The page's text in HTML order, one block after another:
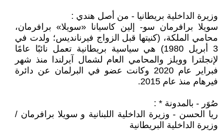
وزيرة الداخلية بريطانيا - من أصل هندي :
سويلا برافرمان سو- إلين كاسيانا «سويلا» برافرمان،
محامي الملكة، (كنيتها قبل الزواج فيرنانديس؛ ولدت في
3 أبريل 1980) هي سياسية بريطانية تعمل نائبًا عامًا
لإنجلترا وويلز والمحامي العام لشمال آيرلندا منذ شهر
فبراير عام 2020 وكانت عضو في البرلمان عن دائرة
فيرهام منذ عام 2015.
صُوَر - بالمدونة * :
ريا الحسن - وزيرة الداخلية اللبنانية و سويلا برافرمان /
وزيرة الداخلية البريطانية